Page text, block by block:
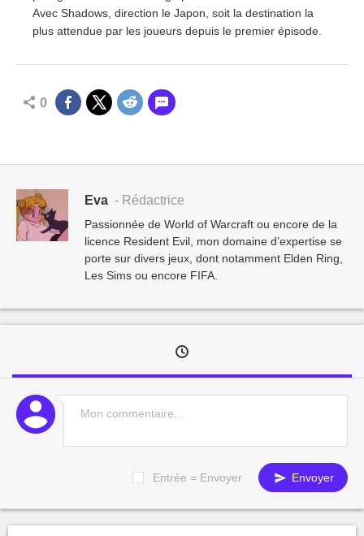
Avec Shadows, direction le Japon, soit la destination la
plus attendue par les joueurs depuis le premier épisode.
0
Eva - Rédactrice
Passionnée de World of Warcraft ou encore de la
licence Resident Evil, mon domaine d’expertise se
porte sur divers jeux, dont notamment Elden Ring,
Les Sims ou encore FIFA.
Entrée = Envoyer Envoyer